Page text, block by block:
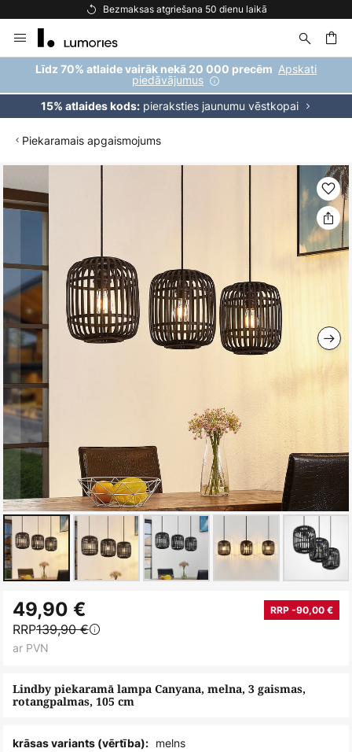
Bezmaksas atgriešana 50 dienu laikā
to
Content
Līdz 70% atlaide vairāk nekā 20 000 precēm Apskati
piedāvājumus
15% atlaides kods:pieraksties jaunumu vēstkopai
Piekaramais apgaismojums
uz
galerijas
uz
galerijas
sākumu
Lindby piekaramā lampa Canyana, melna, 3 gaismas,
rotangpalmas, 105 cm
49,90 € RRP -90,00 €
RRP139,90 €
ar PVN
krāsas variants (vērtība): melns